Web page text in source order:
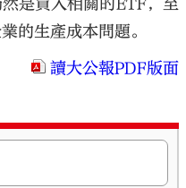
是買入相關的ETF，至
的生產成本問題。
讀大公報PDF版面